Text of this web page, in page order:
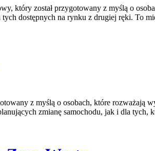
który został przygotowany z myślą o
tych dostępnych na rynku z drugiej ręki. To
z myślą o osobach, które rozważają
zmianę samochodu, jak i dla